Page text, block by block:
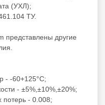
(УХЛ);
ТУ.
представлены другие
- -60+125°C;
- ±5%,±10%,±20%;
потерь - 0.008;